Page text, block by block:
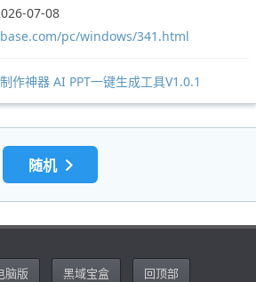
07-08
pc/windows/341.html
作神器 AI PPT一键生成工具V1.0.1
随机
脑版 黑域宝盒 回顶部